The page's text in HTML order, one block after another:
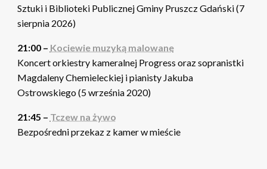
Sztuki i Biblioteki Publicznej Gminy Pruszcz Gdański (7
sierpnia 2026)
21:00 – Kociewie muzyką malowane
Koncert orkiestry kameralnej Progress oraz sopranistki
Magdaleny Chemieleckiej i pianisty Jakuba
Ostrowskiego (5 września 2020)
21:45 – Tczew na żywo
Bezpośredni przekaz z kamer w mieście